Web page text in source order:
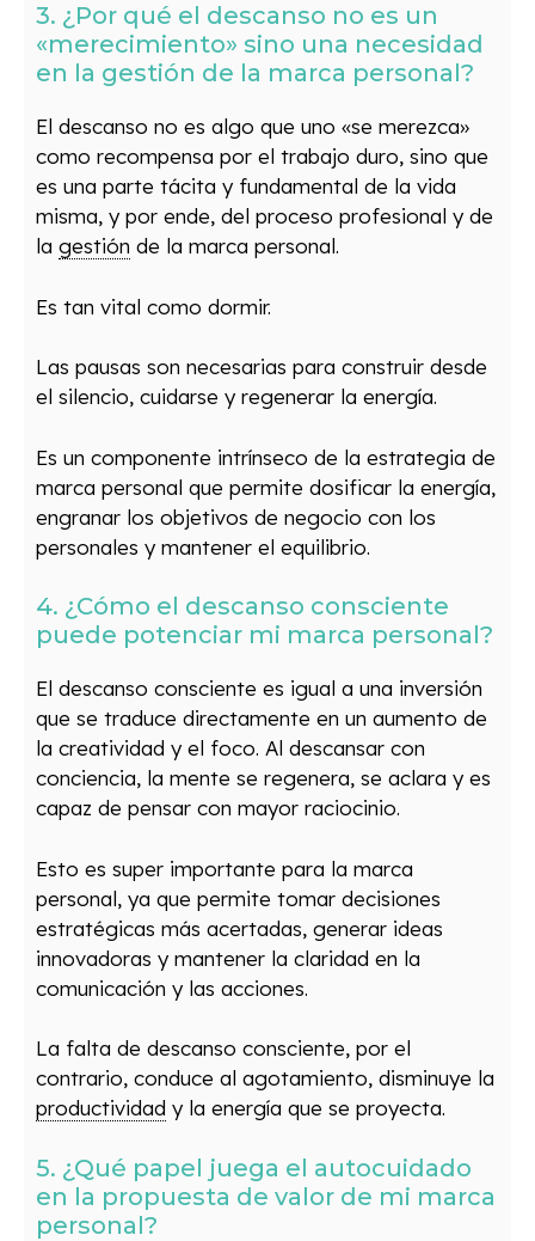
3. ¿Por qué el descanso no es un
«merecimiento» sino una necesidad
en la gestión de la marca personal?
El descanso no es algo que uno «se merezca»
como recompensa por el trabajo duro, sino que
es una parte tácita y fundamental de la vida
misma, y por ende, del proceso profesional y de
la gestión de la marca personal.
Es tan vital como dormir.
Las pausas son necesarias para construir desde
el silencio, cuidarse y regenerar la energía.
Es un componente intrínseco de la estrategia de
marca personal que permite dosificar la energía,
engranar los objetivos de negocio con los
personales y mantener el equilibrio.
4. ¿Cómo el descanso consciente
puede potenciar mi marca personal?
El descanso consciente es igual a una inversión
que se traduce directamente en un aumento de
la creatividad y el foco. Al descansar con
conciencia, la mente se regenera, se aclara y es
capaz de pensar con mayor raciocinio.
Esto es super importante para la marca
personal, ya que permite tomar decisiones
estratégicas más acertadas, generar ideas
innovadoras y mantener la claridad en la
comunicación y las acciones.
La falta de descanso consciente, por el
contrario, conduce al agotamiento, disminuye la
productividad y la energía que se proyecta.
5. ¿Qué papel juega el autocuidado
en la propuesta de valor de mi marca
personal?